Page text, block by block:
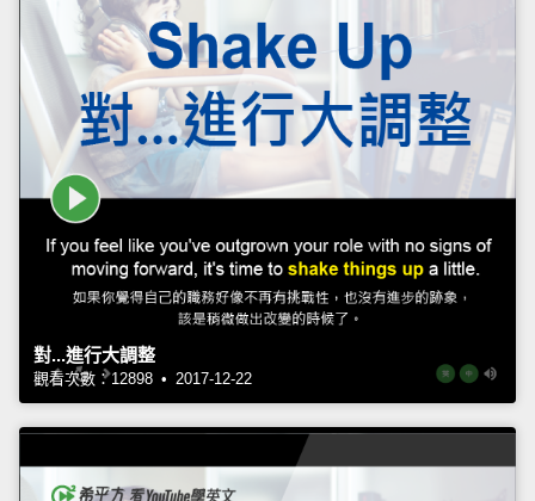
對...進行大調整
觀看次數：12898 • 2017-12-22